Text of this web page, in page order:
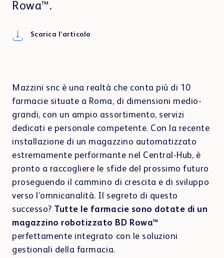
Pharma & Cosmetica
Interior Design e ricetta elettronica
TESTIMONIANZE
Showrooms
Rowa™.
Scarica l’articolo
Mazzini snc è una realtà che conta più di 10
farmacie situate a Roma, di dimensioni medio-
grandi, con un ampio assortimento, servizi
dedicati e personale competente. Con la recente
installazione di un magazzino automatizzato
estremamente performante nel Central-Hub, è
pronto a raccogliere le sfide del prossimo futuro
proseguendo il cammino di crescita e di sviluppo
verso l’omnicanalità. Il segreto di questo
successo? Tutte le farmacie sono dotate di un
magazzino robotizzato BD Rowa™
perfettamente integrato con le soluzioni
gestionali della farmacia.